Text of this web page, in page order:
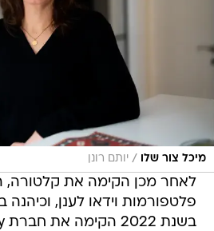
מיכל צור שלו / יותם רונן
לאחר מכן הקימה את
פלטפורמות וידאו לענן,